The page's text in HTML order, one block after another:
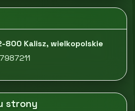
800 Kalisz, wielkopolskie
strony